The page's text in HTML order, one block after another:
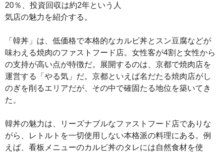
20％、投資回収は約2年という人
気店の魅力を紹介する。
「韓丼」は、低価格で本格的なカルビ丼とスン豆腐などが
味わえる焼肉のファストフード店。女性客が4割と女性から
の支持が高い点が特徴だ。展開するのは、京都で焼肉店を
運営する「やる気」だ。京都といえば名だたる焼肉店がし
のぎを削るエリアだが、その中で確固たる地位を築いてき
た。
韓丼の魅力は、リーズナブルなファストフード店でありな
がら、レトルトを一切使用しない本格派の料理にある。例
えば、看板メニューのカルビ丼のタレには自然食材を使